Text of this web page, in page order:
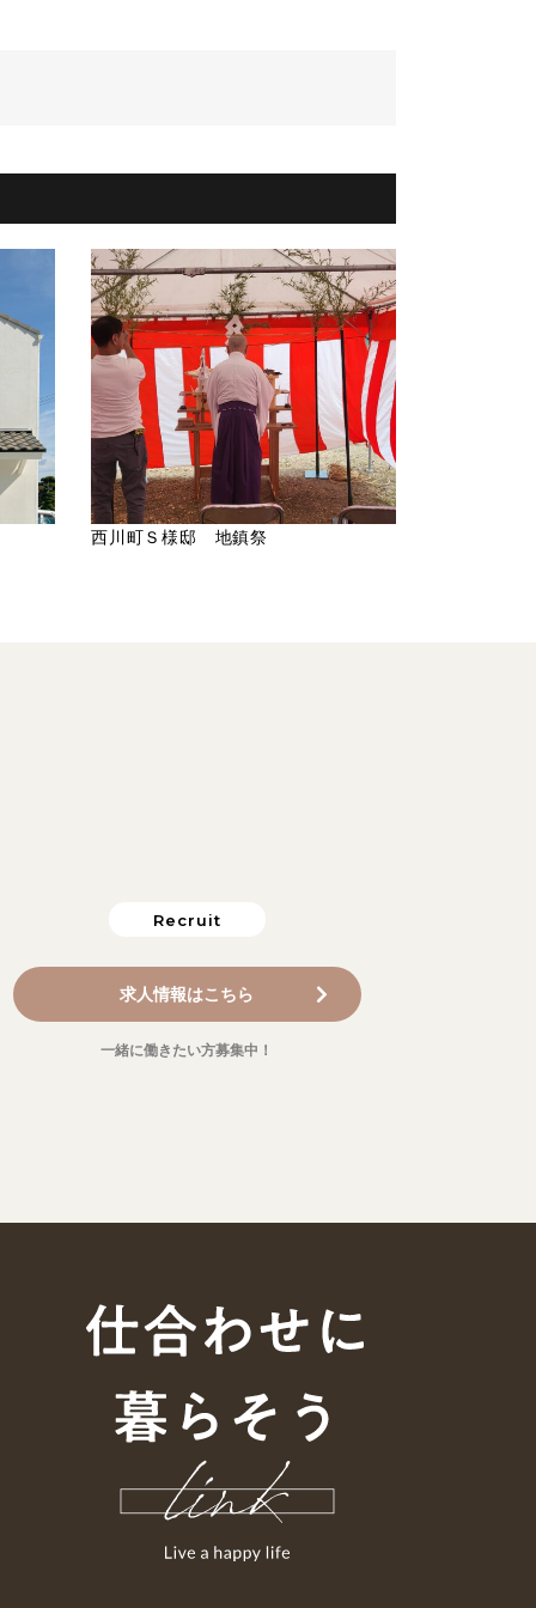
西川町Ｓ様邸 地鎮祭
Recruit
求人情報はこちら
一緒に働きたい方募集中！